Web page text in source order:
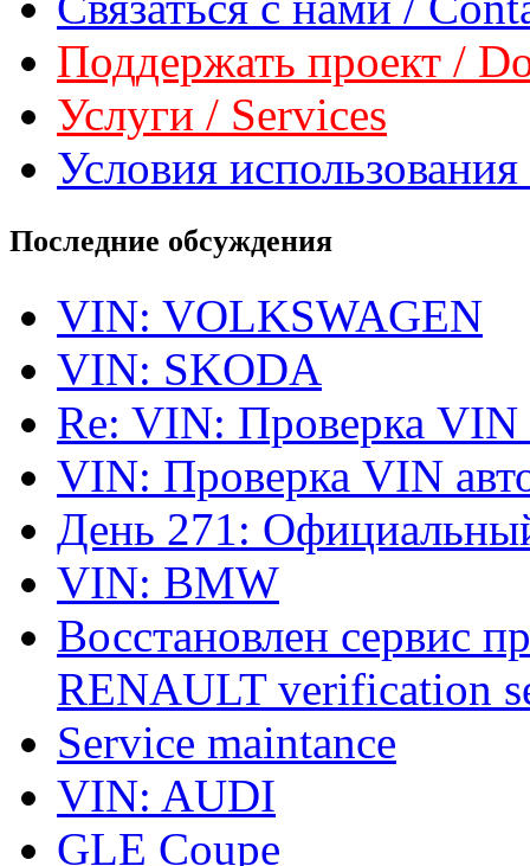
Поддержать проект /
Услуги / Services
Условия
Последние обсуждения
VIN: VOLKSWAGEN
VIN: SKODA
Re: VIN: Проверка VIN
VIN: Проверка VIN
День 271:
VIN: BMW
Восстановлен сервис
RENAULT verification
Service maintance
VIN: AUDI
GLE Coupe